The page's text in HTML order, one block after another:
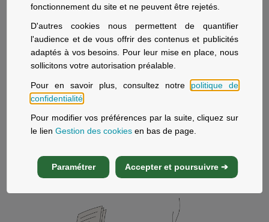
fonctionnement du site et ne peuvent être rejetés.
D'autres cookies nous permettent de quantifier
l'audience et de vous offrir des contenus et publicités
adaptés à vos besoins. Pour leur mise en place, nous
sollicitons votre autorisation préalable.
Pour en savoir plus, consultez notre politique de
confidentialité
Pour modifier vos préférences par la suite, cliquez sur
le lienGestion des cookies en bas de page.
Paramétrer Accepter et poursuivre ➔
Devis mutuelle santé
Mutuelle retraité
Mutuelle infirmier
Une mutuelle à l’écoute
Espace employeur
Aide et contact
Aide et contact
Médiation
Réclamations
Nous rejoindre
Offres d'emploi
Politique RH